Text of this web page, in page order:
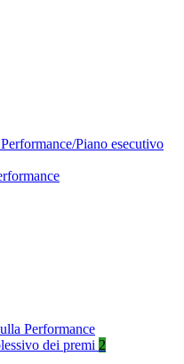
Piano esecutivo
Performance
dei premi 2